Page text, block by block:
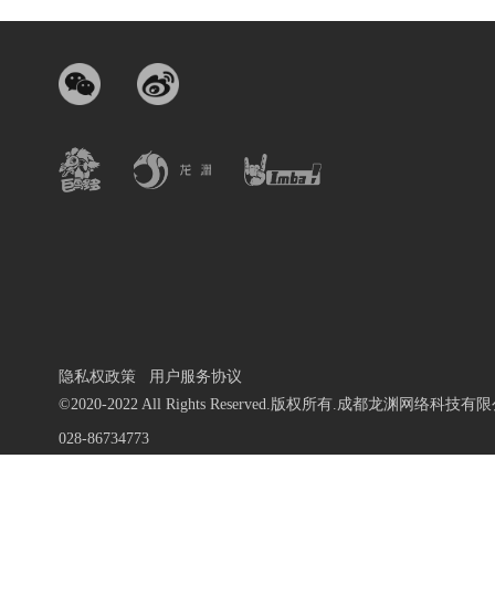
隐私权政策
用户服务协议
©2020-2022 All Rights Reserved.版权所有.成都龙渊网络科技有
028-86734773